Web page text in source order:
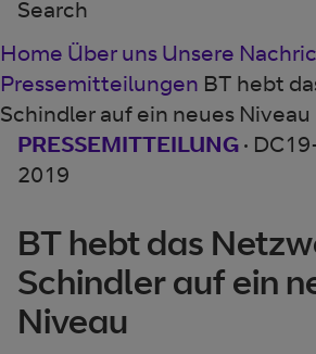
Search
Home Über uns Unsere
Pressemitteilungen BT hebt
Schindler auf ein neues Niveau
PRESSEMITTEILUNG ·
2019
BT hebt das
Schindler auf ein
Niveau